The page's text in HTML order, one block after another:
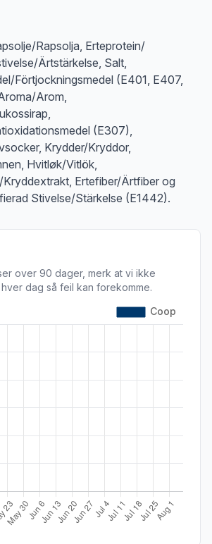
Rapsolja, Erteprotein/
Ärtstärkelse, Salt,
Förtjockningsmedel (E401, E407,
Arom,
(E307),
Krydder/Kryddor,
Hvitløk/Vitlök,
Ertefiber/Ärtfiber og
Stivelse/Stärkelse (E1442).
over 90 dager, merk at vi ikke
dag så feil kan forekomme.